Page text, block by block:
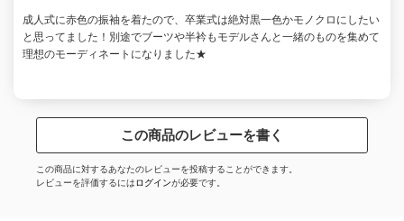
成人式に赤色の振袖を着たので、卒業式は絶対黒一色かモノクロにしたい
と思ってました！別途でブーツや半衿もモデルさんと一緒のものを集めて
理想のモーディネートになりました★
この商品のレビューを書く
この商品に対するあなたのレビューを投稿することができます。
レビューを評価するにはログインが必要です。